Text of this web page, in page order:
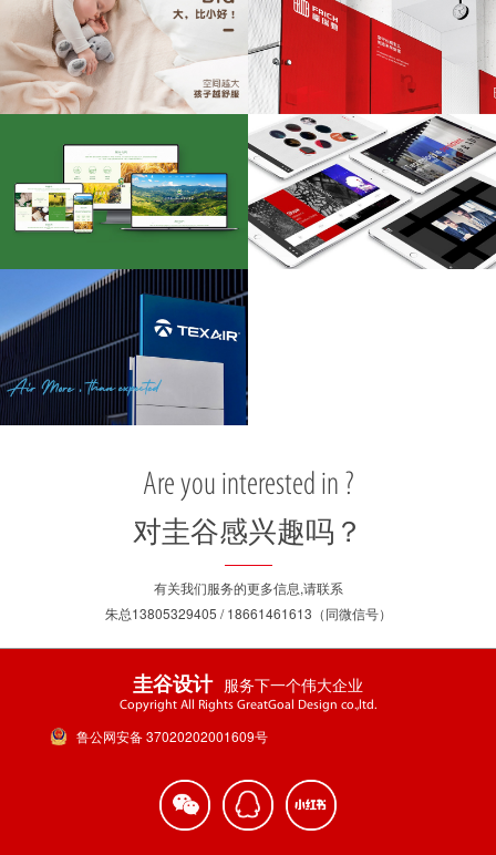
Are you interested in ?
对圭谷感兴趣吗？
有关我们服务的更多信息,请联系
朱总13805329405 / 18661461613（同微信号）
圭谷设计 服务下一个伟大企业
Copyright All Rights GreatGoal Design co.,ltd.
鲁公网安备 37020202001609号